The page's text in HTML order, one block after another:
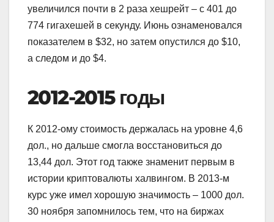
увеличился почти в 2 раза хешрейт – с 401 до
774 гигахешей в секунду. Июнь ознаменовался
показателем в $32, но затем опустился до $10,
а следом и до $4.
2012-2015 годы
К 2012-ому стоимость держалась на уровне 4,6
дол., но дальше смогла восстановиться до
13,44 дол. Этот год также знаменит первым в
истории криптовалюты халвингом. В 2013-м
курс уже имел хорошую значимость – 1000 дол.
30 ноября запомнилось тем, что на биржах